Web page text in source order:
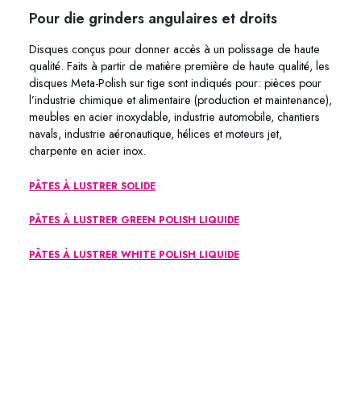
Pour die grinders angulaires et droits
Disques conçus pour donner accès à un polissage de haute
qualité. Faits à partir de matière première de haute qualité, les
disques Meta-Polish sur tige sont indiqués pour: pièces pour
l’industrie chimique et alimentaire (production et maintenance),
meubles en acier inoxydable, industrie automobile, chantiers
navals, industrie aéronautique, hélices et moteurs jet,
charpente en acier inox.
PÂTES À LUSTRER SOLIDE
PÂTES À LUSTRER GREEN POLISH LIQUIDE
PÂTES À LUSTRER WHITE POLISH LIQUIDE